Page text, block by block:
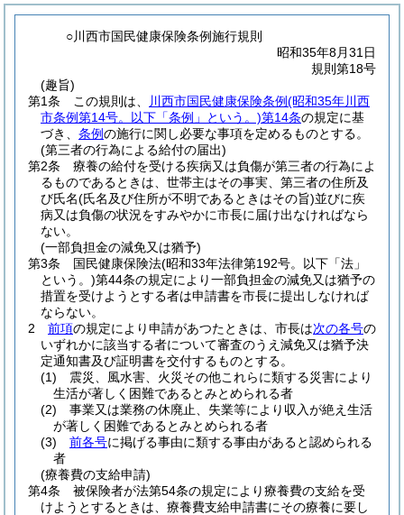
○川西市国民健康保険条例施行規則
昭和35年8月31日
規則第18号
(趣旨)
第1条
この規則は、 川西市国民健康保険条例(昭和35年川西
市条例第14号。以下「条例」という。)第14条の規定に基
づき、 条例の施行に関し必要な事項を定めるものとする。
(第三者の行為による給付の届出)
第2条
療養の給付を受ける疾病又は負傷が第三者の行為によ
るものであるときは、世帯主はその事実、第三者の住所及
び氏名(氏名及び住所が不明であるときはその旨)並びに疾
病又は負傷の状況をすみやかに市長に届け出なければなら
ない。
(一部負担金の減免又は猶予)
第3条
国民健康保険法(昭和33年法律第192号。以下「法」
という。)第44条の規定により一部負担金の減免又は猶予の
措置を受けようとする者は申請書を市長に提出しなければ
ならない。
2
前項の規定により申請があつたときは、市長は次の各号の
いずれかに該当する者について審査のうえ減免又は猶予決
定通知書及び証明書を交付するものとする。
(1)
震災、風水害、火災その他これらに類する災害により
生活が著しく困難であるとみとめられる者
(2)
事業又は業務の休廃止、失業等により収入が絶え生活
が著しく困難であるとみとめられる者
(3)
前各号に掲げる事由に類する事由があると認められる
者
(療養費の支給申請)
第4条
被保険者が法第54条の規定により療養費の支給を受
けようとするときは、療養費支給申請書にその療養に要し